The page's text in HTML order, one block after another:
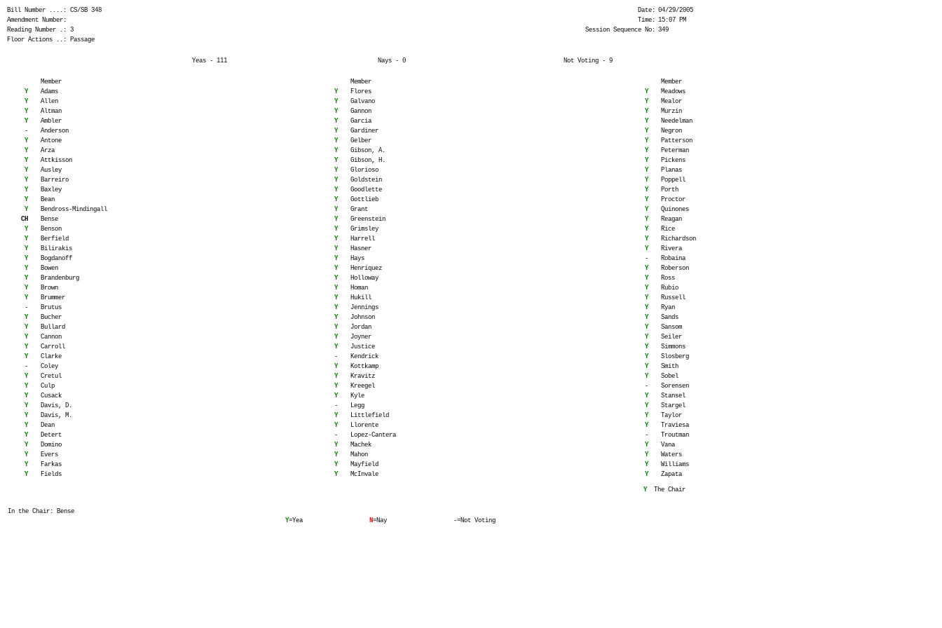
Bill Number ....: CS/SB 348 Date: 04/29/2005
Amendment Number:
Time: 15:07 PM
Reading Number .: 3
Session Sequence No: 349
Floor Actions ..: Passage
Yeas - 111 Nays - 0 Not Voting - 9
Member
Y
Adams
Y
Allen
Y
Altman
Y
Ambler
-
Anderson
Y
Antone
Y
Arza
Y
Attkisson
Y
Ausley
Y
Barreiro
Y
Baxley
Y
Bean
Y
Bendross-Mindingall
CH
Bense
Y
Benson
Y
Berfield
Y
Bilirakis
Y
Bogdanoff
Y
Bowen
Y
Brandenburg
Y
Brown
Y
Brummer
-
Brutus
Y
Bucher
Y
Bullard
Y
Cannon
Y
Carroll
Y
Clarke
-
Coley
Y
Cretul
Y
Culp
Y
Cusack
Y
Davis, D.
Y
Davis, M.
Y
Dean
Y
Detert
Y
Domino
Y
Evers
Y
Farkas
Y
Fields
Member
Y
Flores
Y
Galvano
Y
Gannon
Y
Garcia
Y
Gardiner
Y
Gelber
Y
Gibson, A.
Y
Gibson, H.
Y
Glorioso
Y
Goldstein
Y
Goodlette
Y
Gottlieb
Y
Grant
Y
Greenstein
Y
Grimsley
Y
Harrell
Y
Hasner
Y
Hays
Y
Henriquez
Y
Holloway
Y
Homan
Y
Hukill
Y
Jennings
Y
Johnson
Y
Jordan
Y
Joyner
Y
Justice
-
Kendrick
Y
Kottkamp
Y
Kravitz
Y
Kreegel
Y
Kyle
-
Legg
Y
Littlefield
Y
Llorente
-
Lopez-Cantera
Y
Machek
Y
Mahon
Y
Mayfield
Y
McInvale
Member
Y
Meadows
Y
Mealor
Y
Murzin
Y
Needelman
Y
Negron
Y
Patterson
Y
Peterman
Y
Pickens
Y
Planas
Y
Poppell
Y
Porth
Y
Proctor
Y
Quinones
Y
Reagan
Y
Rice
Y
Richardson
Y
Rivera
-
Robaina
Y
Roberson
Y
Ross
Y
Rubio
Y
Russell
Y
Ryan
Y
Sands
Y
Sansom
Y
Seiler
Y
Simmons
Y
Slosberg
Y
Smith
Y
Sobel
-
Sorensen
Y
Stansel
Y
Stargel
Y
Taylor
Y
Traviesa
-
Troutman
Y
Vana
Y
Waters
Y
Williams
Y
Zapata
Y The Chair
In the Chair: Bense
Y=Yea N=Nay -=Not Voting